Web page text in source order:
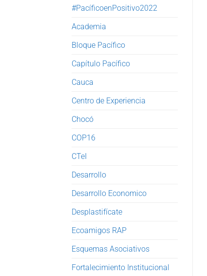
#PacíficoenPositivo2022
Academia
Bloque Pacífico
Capítulo Pacífico
Cauca
Centro de Experiencia
Chocó
COP16
CTeI
Desarrollo
Desarrollo Economico
Desplastifícate
Ecoamigos RAP
Esquemas Asociativos
Fortalecimiento Institucional